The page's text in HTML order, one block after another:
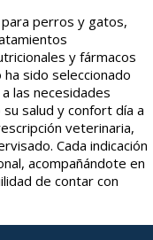
perros y gatos,
y fármacos
sido seleccionado
las necesidades
salud y confort día a
veterinaria,
Cada indicación
acompañándote en
de contar con